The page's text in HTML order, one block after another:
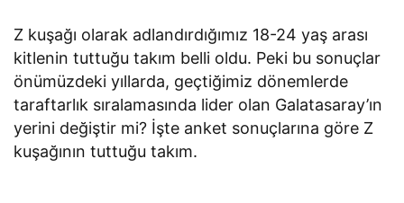
Z kuşağı olarak adlandırdığımız 18-24 yaş arası
kitlenin tuttuğu takım belli oldu. Peki bu sonuçlar
önümüzdeki yıllarda, geçtiğimiz dönemlerde
taraftarlık sıralamasında lider olan Galatasaray’ın
yerini değiştir mi? İşte anket sonuçlarına göre Z
kuşağının tuttuğu takım.